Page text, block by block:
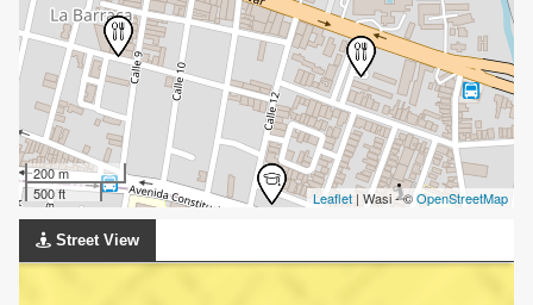
200 m
500 ft
Leaflet | Wasi - ©OpenStreetMap
Street View